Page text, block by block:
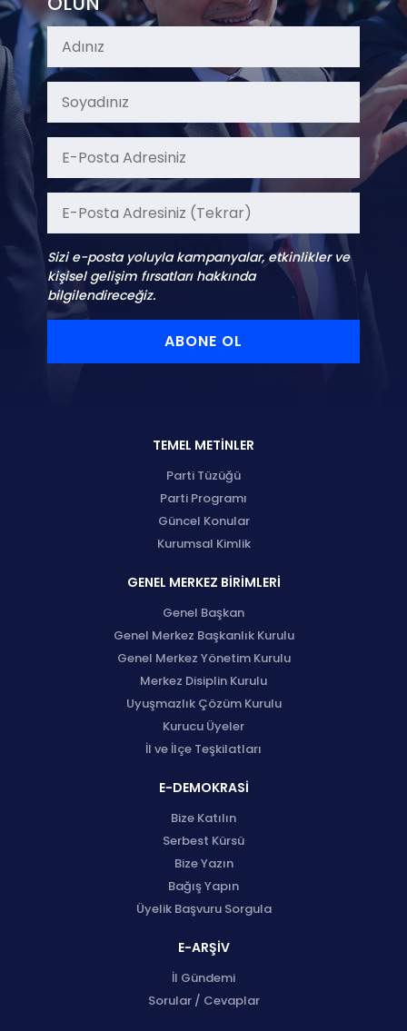
Sizi e-posta yoluyla kampanyalar, etkinlikler ve
kişisel gelişim fırsatları hakkında
bilgilendireceğiz.
ABONE OL
TEMEL METİNLER
Parti Tüzüğü
Parti Programı
Güncel Konular
Kurumsal Kimlik
GENEL MERKEZ BİRİMLERİ
Genel Başkan
Genel Merkez Başkanlık Kurulu
Genel Merkez Yönetim Kurulu
Merkez Disiplin Kurulu
Uyuşmazlık Çözüm Kurulu
Kurucu Üyeler
İl ve İlçe Teşkilatları
E-DEMOKRASİ
Bize Katılın
Serbest Kürsü
Bize Yazın
Bağış Yapın
Üyelik Başvuru Sorgula
E-ARŞİV
İl Gündemi
Sorular / Cevaplar